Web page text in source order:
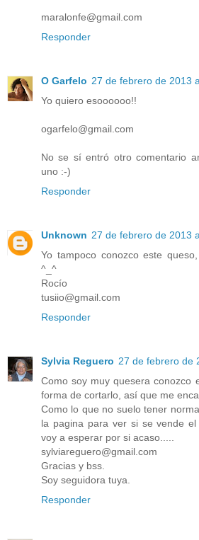
maralonfe@gmail.com
Responder
O Garfelo 27 de febrero de 2013
Yo quiero esoooooo!!
ogarfelo@gmail.com
No se sí entró otro comentario
uno :-)
Responder
Unknown 27 de febrero de 2013
Yo tampoco conozco este
^_^
Rocío
tusiio@gmail.com
Responder
Sylvia Reguero 27 de febrero de
Como soy muy quesera conozco
forma de cortarlo, así que me
Como lo que no suelo tener
la pagina para ver si se vende
voy a esperar por si acaso.....
sylviareguero@gmail.com
Gracias y bss.
Soy seguidora tuya.
Responder